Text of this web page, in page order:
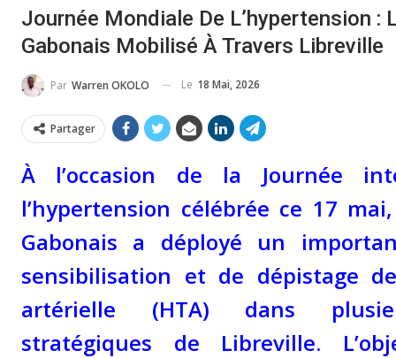
Journée Mondiale De L’hypertension :
Gabonais Mobilisé À Travers Libreville
Par Warren OKOLO Le 18 Mai, 2026
Partager
À l’occasion de la Journée
l’hypertension célébrée ce 17
Gabonais a déployé un
sensibilisation et de dépistage
artérielle (HTA) dans
stratégiques de Libreville.